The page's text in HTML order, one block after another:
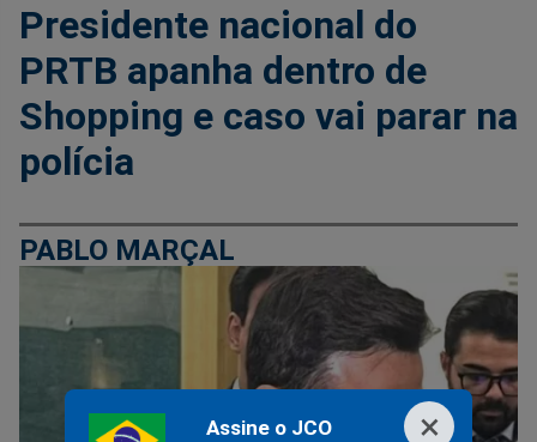
×
Assine o JCO
Presidente nacional do
PRTB apanha dentro de
Shopping e caso vai parar na
polícia
PABLO MARÇAL